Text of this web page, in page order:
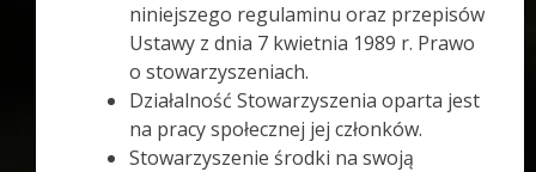
niniejszego regulaminu oraz przepisów
Ustawy z dnia 7 kwietnia 1989 r. Prawo
o stowarzyszeniach.
Działalność Stowarzyszenia oparta jest
na pracy społecznej jej członków.
Stowarzyszenie środki na swoją